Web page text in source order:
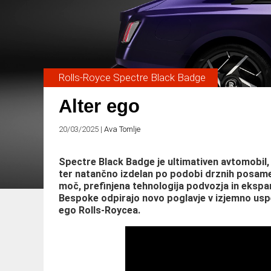
Rolls-Royce Spectre Black Badge
Alter ego
20/03/2025 | Ava Tomlje
Spectre Black Badge je ultimativen
ter natančno izdelan po podobi drznih
moč, prefinjena tehnologija podvozja in
Bespoke odpirajo novo poglavje v izjemno
ego Rolls-Roycea.